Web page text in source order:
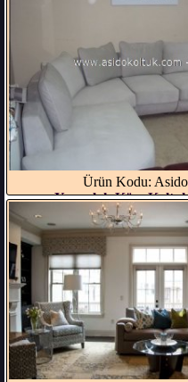
Ürün Kodu:
Yuvarlak Köşe